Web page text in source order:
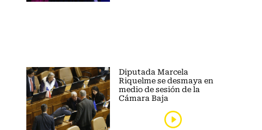
Diputada Marcela
Riquelme se desmaya en
medio de sesión de la
Cámara Baja